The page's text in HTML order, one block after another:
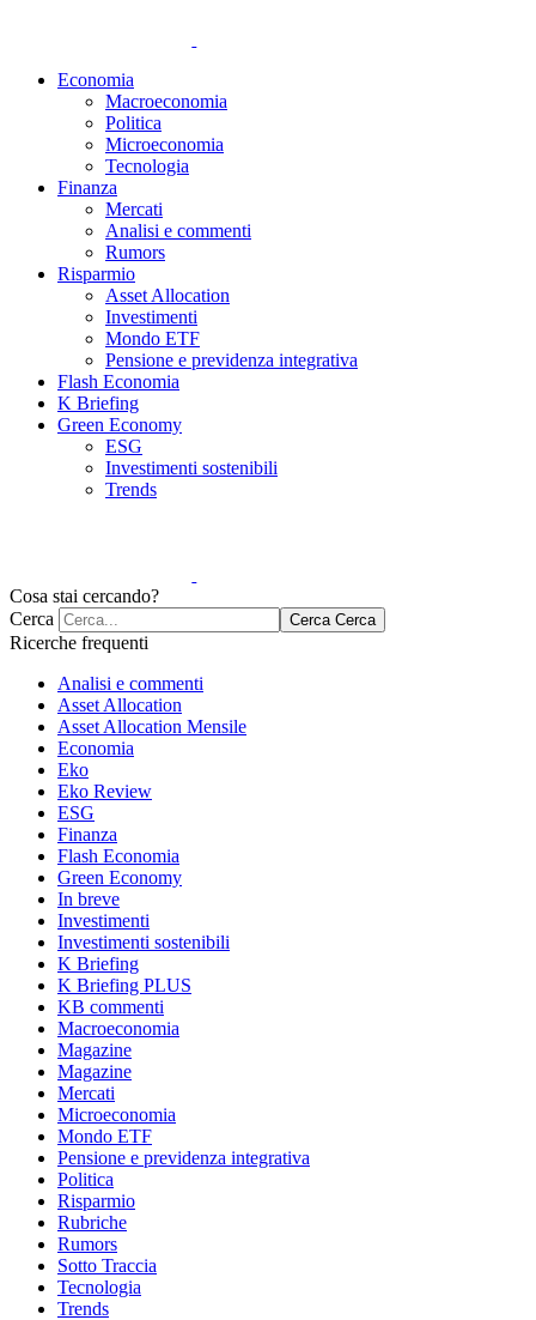
Economia
Macroeconomia
Politica
Microeconomia
Tecnologia
Finanza
Mercati
Analisi e commenti
Rumors
Risparmio
Asset Allocation
Investimenti
Mondo ETF
Pensione e previdenza integrativa
Flash Economia
K Briefing
Green Economy
ESG
Investimenti sostenibili
Trends
Cosa stai cercando?
Cerca
Cerca Cerca
Ricerche frequenti
Analisi e commenti
Asset Allocation
Asset Allocation Mensile
Economia
Eko
Eko Review
ESG
Finanza
Flash Economia
Green Economy
In breve
Investimenti
Investimenti sostenibili
K Briefing
K Briefing PLUS
KB commenti
Macroeconomia
Magazine
Magazine
Mercati
Microeconomia
Mondo ETF
Pensione e previdenza integrativa
Politica
Risparmio
Rubriche
Rumors
Sotto Traccia
Tecnologia
Trends